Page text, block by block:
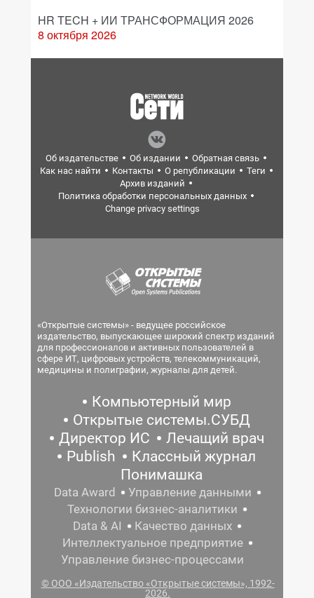
HR TECH + ИИ ТРАНСФОРМАЦИЯ 2026
8 октября 2026
Об издательстве Об издании
Обратная связь
Как нас найти
Контакты О републикации
Теги
Архив изданий
Политика обработки персональных данных
Change privacy settings
«Открытые системы» - ведущее российское
издательство, выпускающее широкий спектр изданий
для профессионалов и активных пользователей в
сфере ИТ, цифровых устройств, телекоммуникаций,
медицины и полиграфии, журналы для детей.
Компьютерный мир
Открытые системы.СУБД
Директор ИС
Лечащий врач
Publish
Классный журнал
Понимашка
Data Award
Управление данными
Технологии бизнес-аналитики
Data & AI
Качество данных
Интеллектуальное предприятие
Управление бизнес-процессами
© ООО «Издательство «Открытые системы», 1992-
2026.